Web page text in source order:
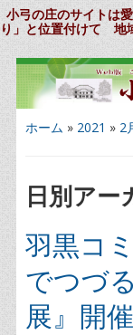
小弓の庄のサイトは
り」と位置付けて 地
ホーム » 2021 » 2
日別アー
羽黒コ
でつづ
展』開